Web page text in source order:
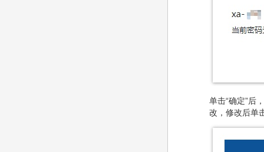
单击“确定”后
改，修改后单